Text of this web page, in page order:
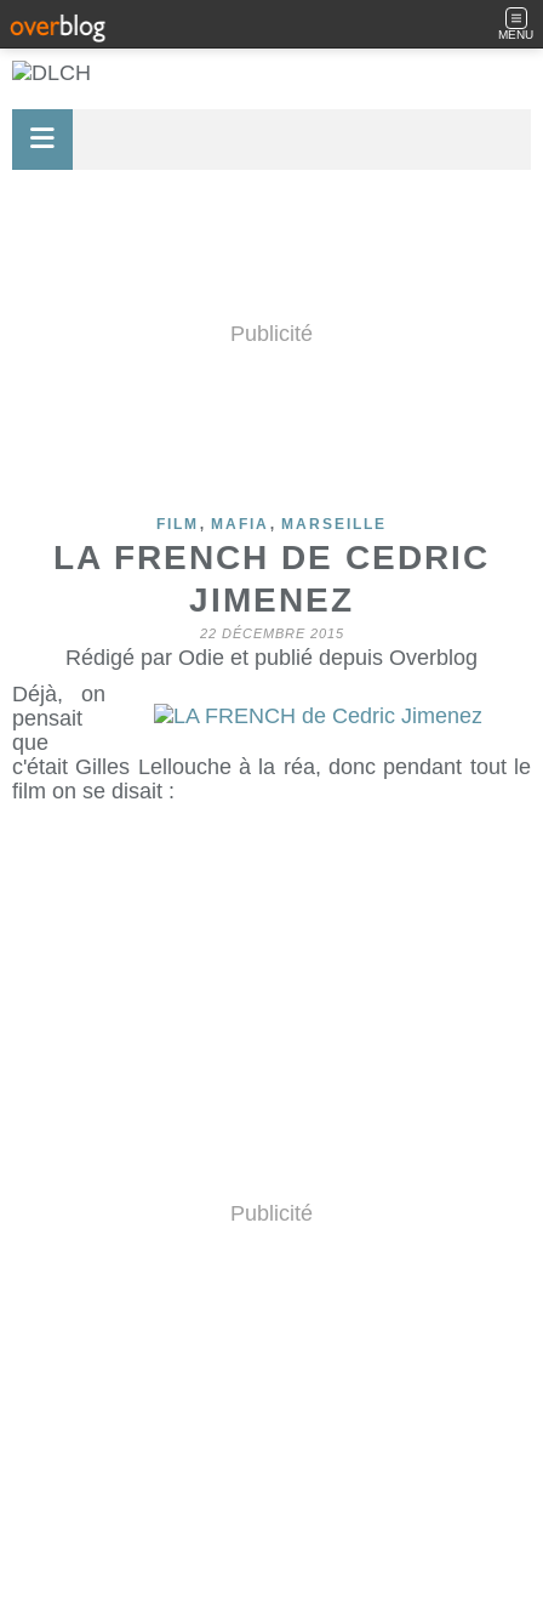
MENU
Publicité
FILM , MAFIA , MARSEILLE
LA FRENCH DE CEDRIC
JIMENEZ
22 DÉCEMBRE 2015
Rédigé par Odie et publié depuis Overblog
Déjà, on
pensait
que
c'était Gilles Lellouche à la réa, donc pendant tout le
film on se disait :
Publicité